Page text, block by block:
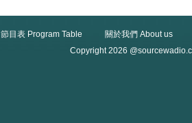
節目表 Program Table
關於我們 About us
Copyright 2026